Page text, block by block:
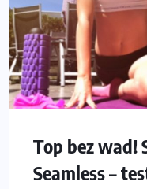
Top bez wad!
Seamless –